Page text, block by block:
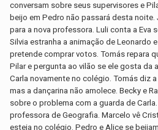
conversam sobre seus supervisores e
beijo em Pedro não passará desta
para a nova professora. Luli conta a Eva
Silvia estranha a animação de Leonardo
pretende comprar votos. Tomás repara
Pilar e pergunta ao vilão se ele gosta da
Carla novamente no colégio. Tomás diz
mas a dançarina não amolece. Becky e
sobre o problema com a guarda de
professora de Geografia. Marcelo vê
esteja no colégio. Pedro e Alice se